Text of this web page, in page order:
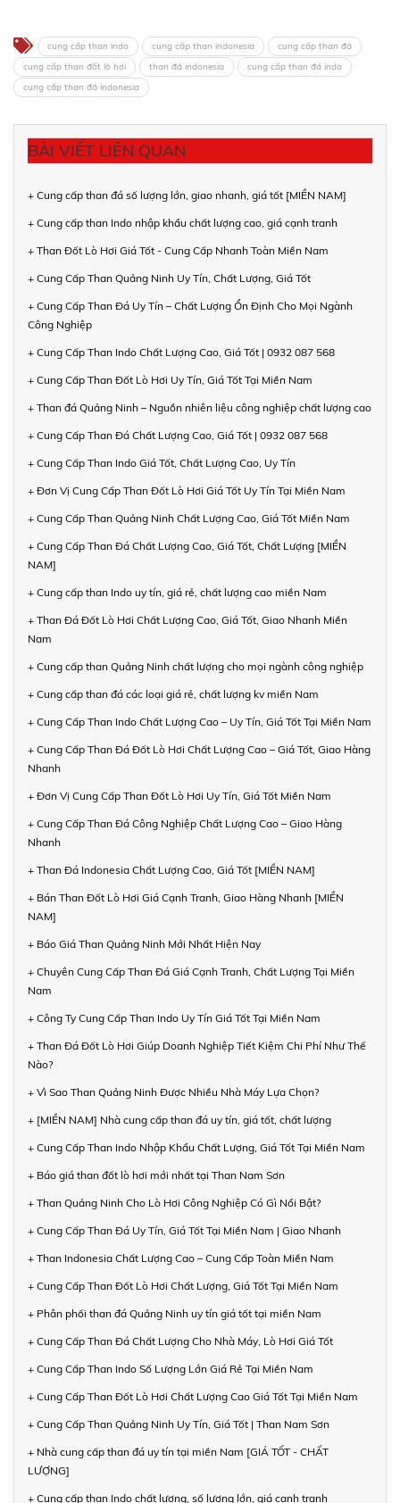
cung cấp than indo cung cấp than indonesia
cung cấp than đá
cung cấp than đốt lò hơi
than đá indonesia
cung cấp than đá indo
cung cấp than đá indonesia
BÀI VIẾT LIÊN QUAN
+ Cung cấp than đá số lượng lớn, giao nhanh, giá tốt [MIỀN NAM]
+ Cung cấp than Indo nhập khẩu chất lượng cao, giá cạnh tranh
+ Than Đốt Lò Hơi Giá Tốt - Cung Cấp Nhanh Toàn Miền Nam
+ Cung Cấp Than Quảng Ninh Uy Tín, Chất Lượng, Giá Tốt
+ Cung Cấp Than Đá Uy Tín – Chất Lượng Ổn Định Cho Mọi Ngành
Công Nghiệp
+ Cung Cấp Than Indo Chất Lượng Cao, Giá Tốt | 0932 087 568
+ Cung Cấp Than Đốt Lò Hơi Uy Tín, Giá Tốt Tại Miền Nam
+ Than đá Quảng Ninh – Nguồn nhiên liệu công nghiệp chất lượng cao
+ Cung Cấp Than Đá Chất Lượng Cao, Giá Tốt | 0932 087 568
+ Cung Cấp Than Indo Giá Tốt, Chất Lượng Cao, Uy Tín
+ Đơn Vị Cung Cấp Than Đốt Lò Hơi Giá Tốt Uy Tín Tại Miền Nam
+ Cung Cấp Than Quảng Ninh Chất Lượng Cao, Giá Tốt Miền Nam
+ Cung Cấp Than Đá Chất Lượng Cao, Giá Tốt, Chất Lượng [MIỀN
NAM]
+ Cung cấp than Indo uy tín, giá rẻ, chất lượng cao miền Nam
+ Than Đá Đốt Lò Hơi Chất Lượng Cao, Giá Tốt, Giao Nhanh Miền
Nam
+ Cung cấp than Quảng Ninh chất lượng cho mọi ngành công nghiệp
+ Cung cấp than đá các loại giá rẻ, chất lượng kv miền Nam
+ Cung Cấp Than Indo Chất Lượng Cao – Uy Tín, Giá Tốt Tại Miền Nam
+ Cung Cấp Than Đá Đốt Lò Hơi Chất Lượng Cao – Giá Tốt, Giao Hàng
Nhanh
+ Đơn Vị Cung Cấp Than Đốt Lò Hơi Uy Tín, Giá Tốt Miền Nam
+ Cung Cấp Than Đá Công Nghiệp Chất Lượng Cao – Giao Hàng
Nhanh
+ Than Đá Indonesia Chất Lượng Cao, Giá Tốt [MIỀN NAM]
+ Bán Than Đốt Lò Hơi Giá Cạnh Tranh, Giao Hàng Nhanh [MIỀN
NAM]
+ Báo Giá Than Quảng Ninh Mới Nhất Hiện Nay
+ Chuyên Cung Cấp Than Đá Giá Cạnh Tranh, Chất Lượng Tại Miền
Nam
+ Công Ty Cung Cấp Than Indo Uy Tín Giá Tốt Tại Miền Nam
+ Than Đá Đốt Lò Hơi Giúp Doanh Nghiệp Tiết Kiệm Chi Phí Như Thế
Nào?
+ Vì Sao Than Quảng Ninh Được Nhiều Nhà Máy Lựa Chọn?
+ [MIỀN NAM] Nhà cung cấp than đá uy tín, giá tốt, chất lượng
+ Cung Cấp Than Indo Nhập Khẩu Chất Lượng, Giá Tốt Tại Miền Nam
+ Báo giá than đốt lò hơi mới nhất tại Than Nam Sơn
+ Than Quảng Ninh Cho Lò Hơi Công Nghiệp Có Gì Nổi Bật?
+ Cung Cấp Than Đá Uy Tín, Giá Tốt Tại Miền Nam | Giao Nhanh
+ Than Indonesia Chất Lượng Cao – Cung Cấp Toàn Miền Nam
+ Cung Cấp Than Đốt Lò Hơi Chất Lượng, Giá Tốt Tại Miền Nam
+ Phân phối than đá Quảng Ninh uy tín giá tốt tại miền Nam
+ Cung Cấp Than Đá Chất Lượng Cho Nhà Máy, Lò Hơi Giá Tốt
+ Cung Cấp Than Indo Số Lượng Lớn Giá Rẻ Tại Miền Nam
+ Cung Cấp Than Đốt Lò Hơi Chất Lượng Cao Giá Tốt Tại Miền Nam
+ Cung Cấp Than Quảng Ninh Uy Tín, Giá Tốt | Than Nam Sơn
+ Nhà cung cấp than đá uy tín tại miền Nam [GIÁ TỐT - CHẤT
LƯỢNG]
+ Cung cấp than Indo chất lượng, số lượng lớn, giá cạnh tranh